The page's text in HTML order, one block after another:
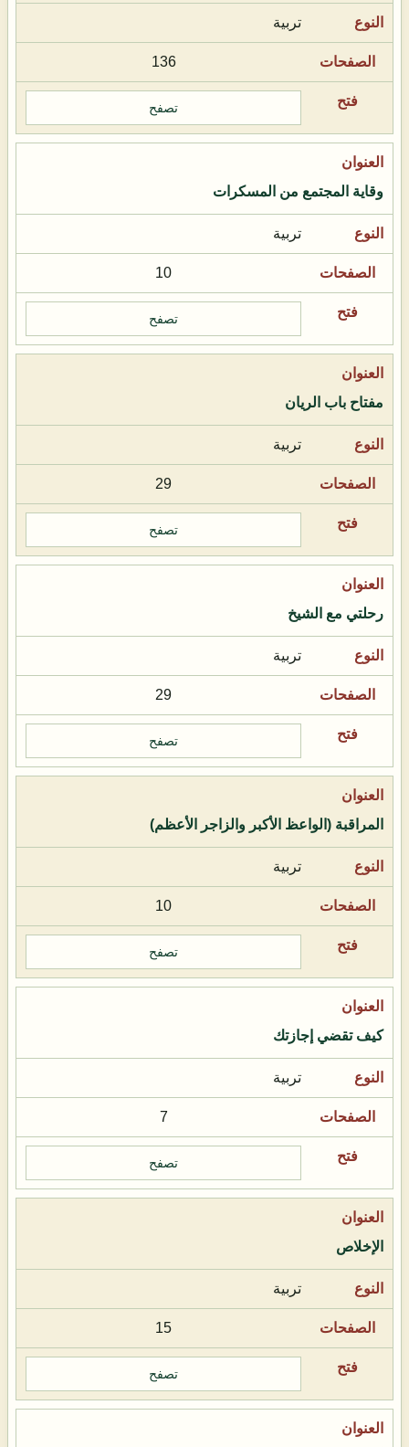
تربية
136
تصفح
وقاية المجتمع من المسكرات
تربية
10
تصفح
مفتاح باب الريان
تربية
29
تصفح
رحلتي مع الشيخ
تربية
29
تصفح
المراقبة (الواعظ الأكبر والزاجر الأعظم)
تربية
10
تصفح
كيف تقضي إجازتك
تربية
7
تصفح
الإخلاص
تربية
15
تصفح